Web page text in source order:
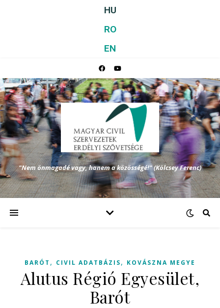
HU
RO
EN
"Nem önmagadé vagy, hanem a közösségé!" (Kölcsey Ferenc)
BARÓT , CIVIL ADATBÁZIS, KOVÁSZNA MEGYE
Alutus Régió Egyesület,
Barót